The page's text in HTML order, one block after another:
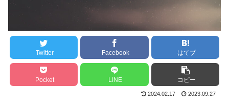
Twitter Facebook はてブ
Pocket LINE コピー
2024.02.17 2023.09.27